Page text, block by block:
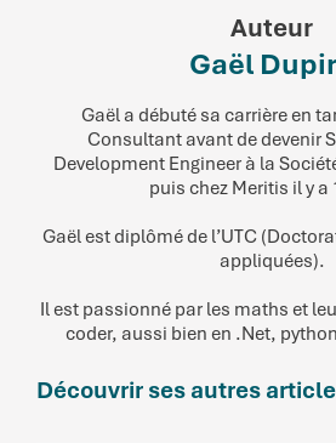
Auteur
Gaël
Gaël a débuté sa carrière en
Consultant avant de devenir
Development Engineer à la
puis chez Meritis il y a
Gaël est diplômé de l’UTC
appliquées).
Il est passionné par les maths et
coder, aussi bien en .Net,
Découvrir ses autres